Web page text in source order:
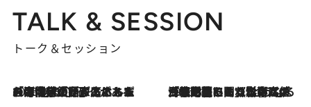
TALK & SESSION
トーク＆セッション
2026.8.3
「今後値上げがあるとすれば…」「リスクがあるのは今年の冬」エネルギー専門家が語る、ホルムズ海峡封鎖が家庭にもたらす“ある心配” 2026.8.3
「住宅建てられない…」「サーチャージ料の高値が続いている」ホルムズ海峡封鎖による影響はいつまで続く？《エネルギー専門家に聞く“どうなる日本の暮らし”》